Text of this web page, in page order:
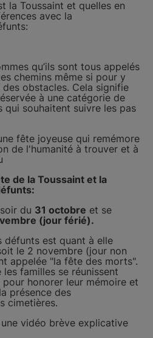
la Toussaint et quelles en
avec la
qu’ils sont tous appelés
chemins même si pour y
obstacles. Cela signifie
à une catégorie de
qui souhaitent suivre les pas
fête joyeuse qui remémore
de l'humanité à trouver et à
de la Toussaint et la
du 31 octobre et se
(jour férié).
défunts est quant à elle
le 2 novembre (jour non
appelée "la fête des morts".
familles se réunissent
honorer leur mémoire et
présence des
cimetières.
vidéo brève explicative